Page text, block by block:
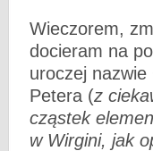
Wieczorem,
docieram na
uroczej
Petera (z
cząstek
w Wirgini, jak